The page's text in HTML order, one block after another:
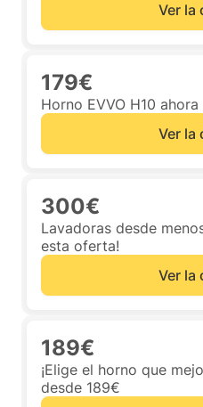
Ver la
179€
Horno EVVO H10
Ver la
300€
Lavadoras desde
esta oferta!
Ver la
189€
¡Elige el horno que
desde 189€